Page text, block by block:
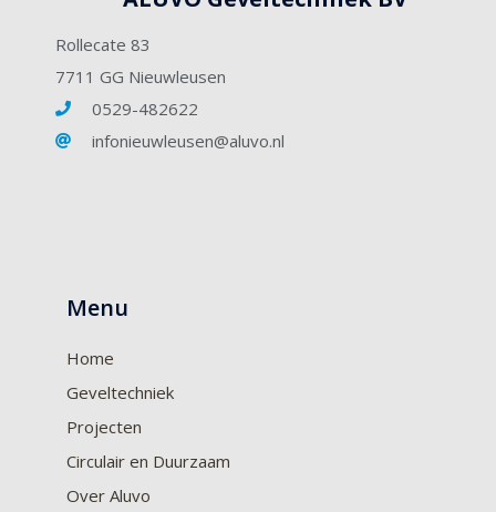
Rollecate 83
7711 GG Nieuwleusen
0529-482622
infonieuwleusen@aluvo.nl
Menu
Home
Geveltechniek
Projecten
Circulair en Duurzaam
Over Aluvo